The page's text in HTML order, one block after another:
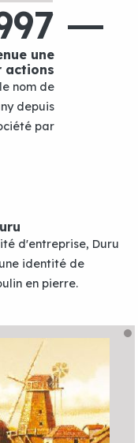
une
actions
nom de
depuis
par
d'entreprise, Duru
identité de
en pierre.